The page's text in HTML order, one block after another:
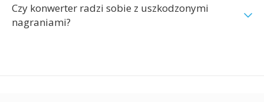
Czy konwerter radzi sobie z uszkodzonymi
nagraniami?